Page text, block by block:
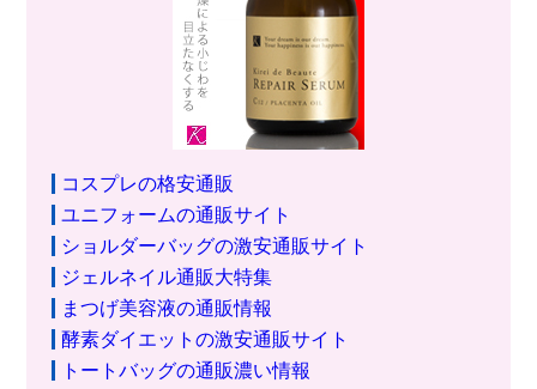
コスプレの格安通販
ユニフォームの通販サイト
ショルダーバッグの激安通販サイト
ジェルネイル通販大特集
まつげ美容液の通販情報
酵素ダイエットの激安通販サイト
トートバッグの通販濃い情報